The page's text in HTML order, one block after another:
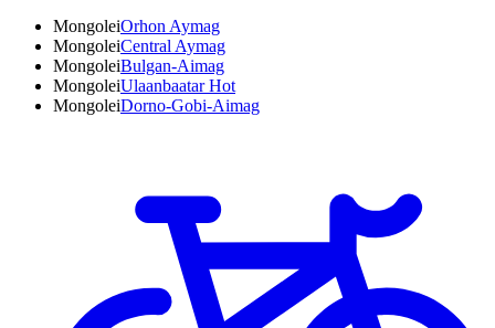
MongoleiOrhon Aymag
MongoleiCentral Aymag
MongoleiBulgan-Aimag
MongoleiUlaanbaatar Hot
MongoleiDorno-Gobi-Aimag